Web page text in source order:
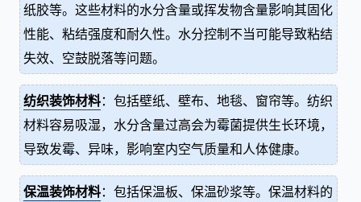
纸胶等。这些材料的水分含量或挥发物含量影响其固化
性能、粘结强度和耐久性。水分控制不当可能导致粘结
失效、空鼓脱落等问题。
纺织装饰材料：包括壁纸、壁布、地毯、窗帘等。纺织
材料容易吸湿，水分含量过高会为霉菌提供生长环境，
导致发霉、异味，影响室内空气质量和人体健康。
保温装饰材料：包括保温板、保温砂浆等。保温材料的